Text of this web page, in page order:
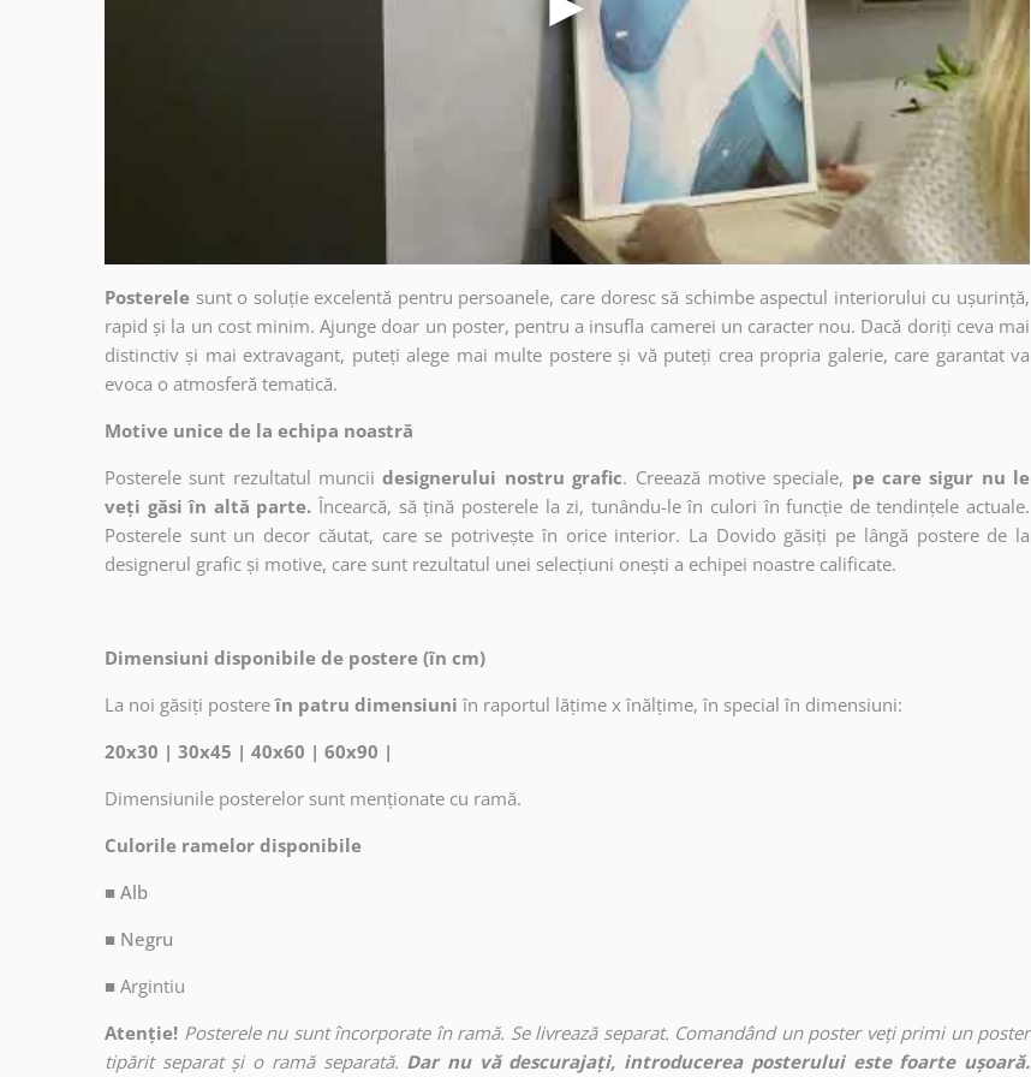
Posterele sunt o soluție excelentă pentru persoanele, care doresc să schimbe aspectul interiorului cu ușurință,
rapid și la un cost minim. Ajunge doar un poster, pentru a insufla camerei un caracter nou. Dacă doriți ceva mai
distinctiv și mai extravagant, puteți alege mai multe postere și vă puteți crea propria galerie, care garantat va
evoca o atmosferă tematică.
Motive unice de la echipa noastră
Posterele sunt rezultatul muncii designerului nostru grafic. Creează motive speciale, pe care sigur nu le
veți găsi în altă parte. Încearcă, să țină posterele la zi, tunându-le în culori în funcție de tendințele actuale.
Posterele sunt un decor căutat, care se potrivește în orice interior. La Dovido găsiți pe lângă postere de la
designerul grafic și motive, care sunt rezultatul unei selecțiuni onești a echipei noastre calificate.
Dimensiuni disponibile de postere (în cm)
La noi găsiți postere în patru dimensiuni în raportul lățime x înălțime, în special în dimensiuni:
20x30 | 30x45 | 40x60 | 60x90 |
Dimensiunile posterelor sunt menționate cu ramă.
Culorile ramelor disponibile
■ Alb
■ Negru
■ Argintiu
Atenție! Posterele nu sunt încorporate în ramă. Se livrează separat. Comandând un poster veți primi un poster
tipărit separat și o ramă separată. Dar nu vă descurajați, introducerea posterului este foarte ușoară.